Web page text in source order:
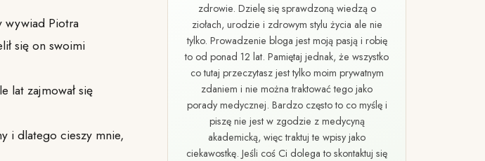
wywiad Piotra
się on swoimi
lat zajmował się
i dlatego cieszy mnie,
zdrowie. Dzielę się sprawdzoną wiedzą o
ziołach, urodzie i zdrowym stylu życia ale nie
tylko. Prowadzenie bloga jest moją pasją i robię
to od ponad 12 lat. Pamiętaj jednak, że wszystko
co tutaj przeczytasz jest tylko moim prywatnym
zdaniem i nie można traktować tego jako
porady medycznej. Bardzo często to co myślę i
piszę nie jest w zgodzie z medycyną
akademicką, więc traktuj te wpisy jako
ciekawostkę. Jeśli coś Ci dolega to skontaktuj się